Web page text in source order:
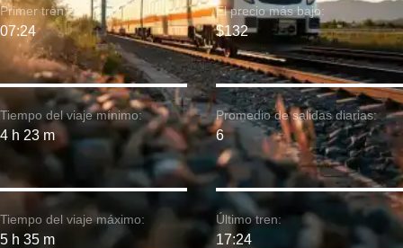
Tiempo del viaje mínimo:
4 h 23 m
Primer tren:
07:24
Tiempo del viaje máximo:
5 h 35 m
El precio más bajo:
$132
Promedio de salidas diarias:
6
Último tren:
17:24